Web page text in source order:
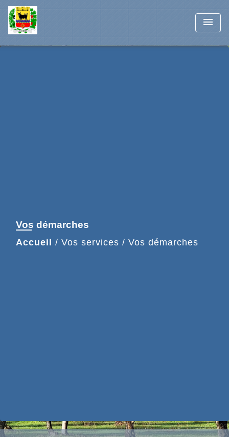
menu
Vos démarches
Accueil / Vos services / Vos démarches